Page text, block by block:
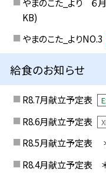
KB)
やまのこた_よりNO.3
給食のお知らせ
R8.7月献立予定表
R8.6月献立予定表
R8.5月献立予定表
R8.4月献立予定表